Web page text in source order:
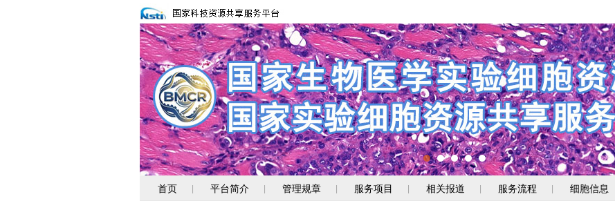
首页 平台简介 管理规章 服务项目 相关报道 服务流程 细胞信息